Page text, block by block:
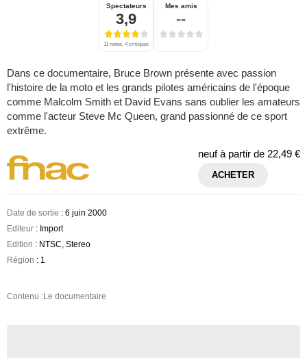
Spectateurs
3,9
11 notes, 4 critiques
Mes amis
--
Dans ce documentaire, Bruce Brown présente avec passion
l'histoire de la moto et les grands pilotes américains de l'époque
comme Malcolm Smith et David Evans sans oublier les amateurs
comme l'acteur Steve Mc Queen, grand passionné de ce sport
extrême.
neuf à partir de 22,49 €
ACHETER
Date de sortie : 6 juin 2000
Editeur : Import
Edition : NTSC, Stereo
Région : 1
Contenu :Le documentaire